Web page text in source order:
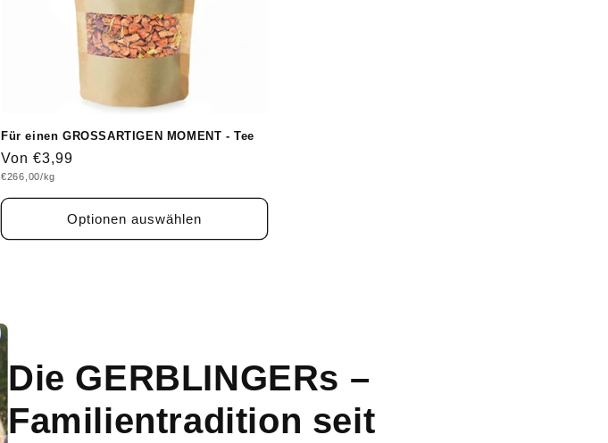
Für einen GROSSARTIGEN MOMENT - Tee
Normaler
Preis
Von €3,99
Grundpreis
€266,00/kg
Optionen auswählen
Die GERBLINGERs –
Familientradition seit